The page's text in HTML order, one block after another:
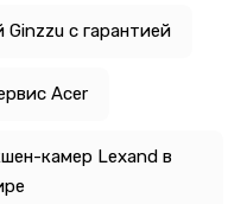
с гарантией
Acer
камер Lexand в